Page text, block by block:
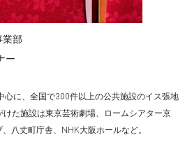
業部
ー
心に、全国で300件以上の公共施設のイス張地
た施設は東京芸術劇場、ロームシアター京
八丈町庁舎、NHK大阪ホールなど。